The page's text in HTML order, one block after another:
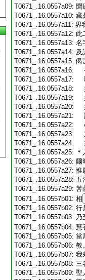
T0671_.16.0557a09: 聞
T0671_.16.0557a10: 藏
T0671_.16.0557a11: 界
T0671_.16.0557a12: 此
T0671_.16.0557a13: 名
T0671_.16.0557a14: 及
T0671_.16.0557a15:偈
T0671_.16.0557a16:
T0671_.16.0557a17:
T0671_.16.0557a18:
T0671_.16.0557a19:
T0671_.16.0557a20:
T0671_.16.0557a21:
T0671_.16.0557a22:
T0671_.16.0557a23:
T0671_.16.0557a24:
T0671_.16.0557a25:
T0671_.16.0557a26: 爾
T0671_.16.0557a27:惟
T0671_.16.0557a28: 五
T0671_.16.0557a29: 菩
T0671_.16.0557b01: 相
T0671_.16.0557b02: 行
T0671_.16.0557b03: 乃
T0671_.16.0557b04: 慧
T0671_.16.0557b05: 當
T0671_.16.0557b06: 教
T0671_.16.0557b07: 我
T0671_.16.0557b08: 三
T0671_.16.0557b09: 聖